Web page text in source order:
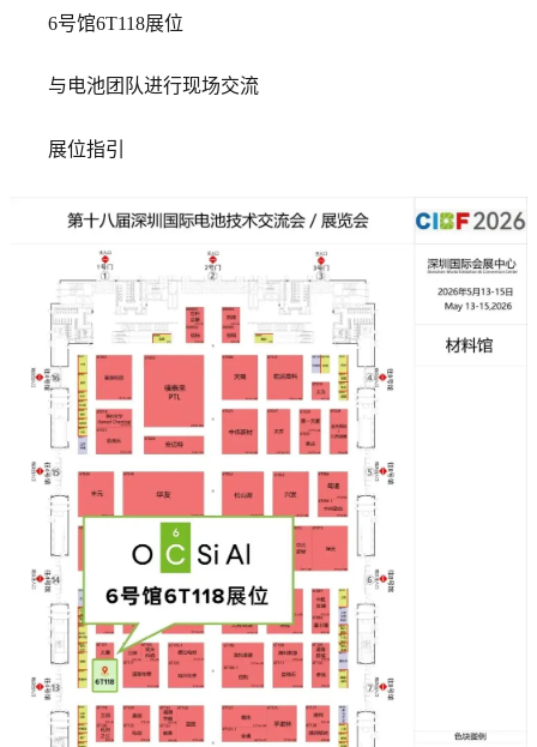
6号馆6T118展位
与电池团队进行现场交流
展位指引